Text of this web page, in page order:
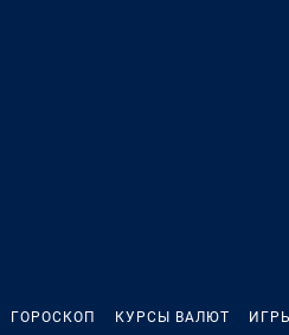
ГОРОСКОП КУРСЫ ВАЛЮТ